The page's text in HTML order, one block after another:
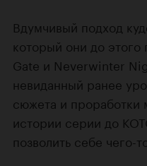
Вдумчивый подход
который они до
Gate и Neverwinter
невиданный ранее
сюжета и проработки
истории серии до
позволить себе чего-